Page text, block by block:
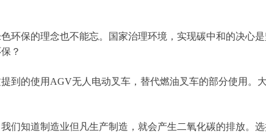
环保的理念也不能忘。国家治理环境，实现碳中和的决心
？
到的使用AGV无人电动叉车，替代燃油叉车的部分使用。
们知道制造业但凡生产制造，就会产生二氧化碳的排放。